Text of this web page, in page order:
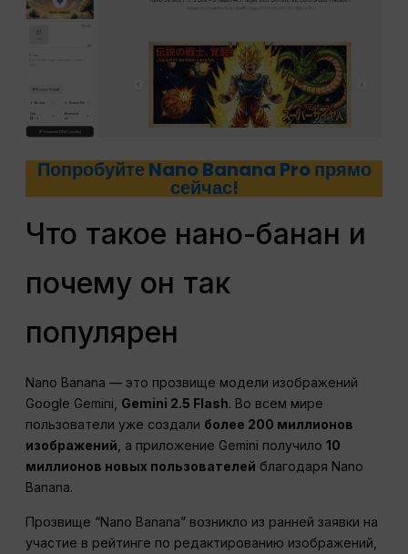
Попробуйте Nano Banana Pro прямо
сейчас!
Что такое нано-банан и
почему он так
популярен
Nano Banana — это прозвище модели изображений
Google Gemini, Gemini 2.5 Flash. Во всем мире
пользователи уже создали более 200 миллионов
изображений, а приложение Gemini получило10
миллионов новых пользователей благодаря Nano
Banana.
Прозвище “Nano Banana” возникло из ранней заявки на
участие в рейтинге по редактированию изображений,